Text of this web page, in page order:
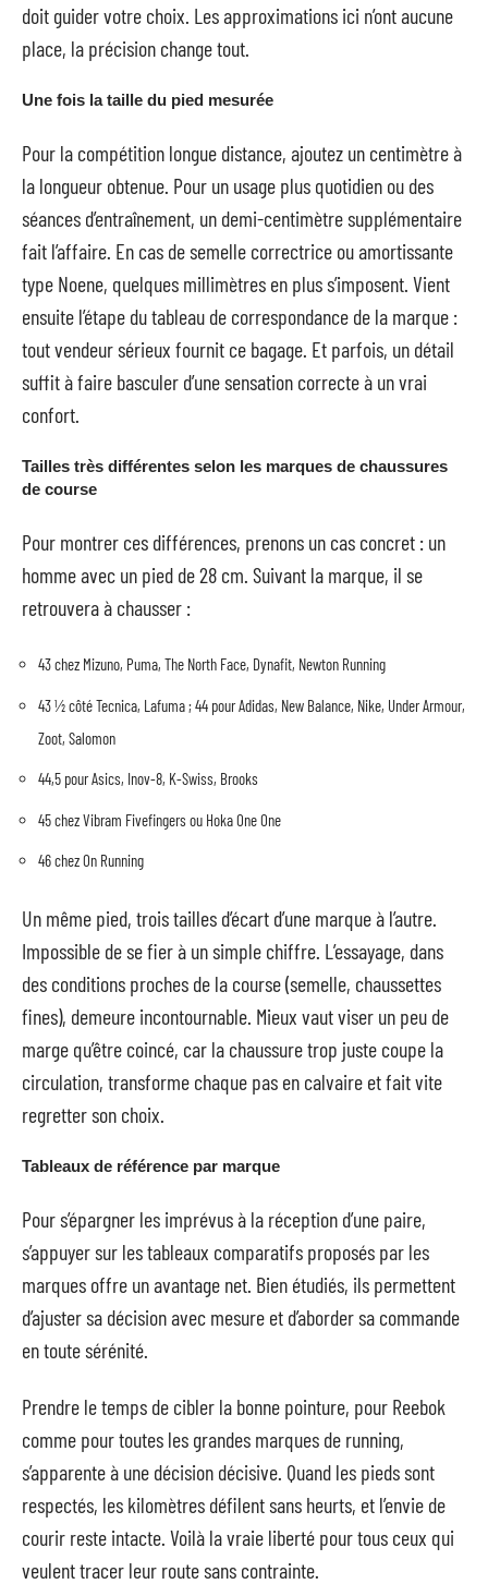
doit guider votre choix. Les approximations ici n’ont aucune
place, la précision change tout.
Une fois la taille du pied mesurée
Pour la compétition longue distance, ajoutez un centimètre à
la longueur obtenue. Pour un usage plus quotidien ou des
séances d’entraînement, un demi-centimètre supplémentaire
fait l’affaire. En cas de semelle correctrice ou amortissante
type Noene, quelques millimètres en plus s’imposent. Vient
ensuite l’étape du tableau de correspondance de la marque :
tout vendeur sérieux fournit ce bagage. Et parfois, un détail
suffit à faire basculer d’une sensation correcte à un vrai
confort.
Tailles très différentes selon les marques de chaussures
de course
Pour montrer ces différences, prenons un cas concret : un
homme avec un pied de 28 cm. Suivant la marque, il se
retrouvera à chausser :
43 chez Mizuno, Puma, The North Face, Dynafit, Newton Running
43 ½ côté Tecnica, Lafuma ; 44 pour Adidas, New Balance, Nike, Under Armour,
Zoot, Salomon
44,5 pour Asics, Inov-8, K-Swiss, Brooks
45 chez Vibram Fivefingers ou Hoka One One
46 chez On Running
Un même pied, trois tailles d’écart d’une marque à l’autre.
Impossible de se fier à un simple chiffre. L’essayage, dans
des conditions proches de la course (semelle, chaussettes
fines), demeure incontournable. Mieux vaut viser un peu de
marge qu’être coincé, car la chaussure trop juste coupe la
circulation, transforme chaque pas en calvaire et fait vite
regretter son choix.
Tableaux de référence par marque
Pour s’épargner les imprévus à la réception d’une paire,
s’appuyer sur les tableaux comparatifs proposés par les
marques offre un avantage net. Bien étudiés, ils permettent
d’ajuster sa décision avec mesure et d’aborder sa commande
en toute sérénité.
Prendre le temps de cibler la bonne pointure, pour Reebok
comme pour toutes les grandes marques de running,
s’apparente à une décision décisive. Quand les pieds sont
respectés, les kilomètres défilent sans heurts, et l’envie de
courir reste intacte. Voilà la vraie liberté pour tous ceux qui
veulent tracer leur route sans contrainte.